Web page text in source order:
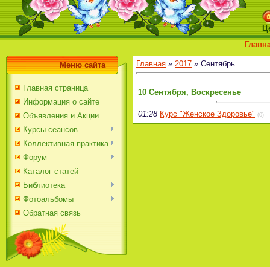
Меню сайта
Главная страница
Информация о сайте
Объявления и Акции
Курсы сеансов
Коллективная практика
Форум
Каталог статей
Библиотека
Фотоальбомы
Обратная связь
Главная » 2017 » Сентябрь
10 Сентября, Воскресенье
01:28 Курс "Женское Здоровье" (0)